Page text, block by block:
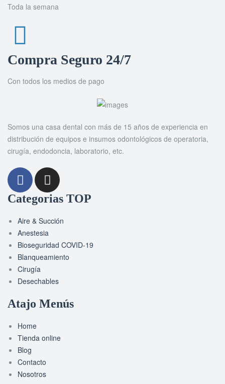
Toda la semana
Compra Seguro 24/7
Con todos los medios de pago
Somos una casa dental con más de 15 años de experiencia en
distribución de equipos e insumos odontológicos de operatoria,
cirugía, endodoncia, laboratorio, etc.
Categorias TOP
Aire & Succión
Anestesia
Bioseguridad COVID-19
Blanqueamiento
Cirugía
Desechables
Atajo Menús
Home
Tienda online
Blog
Contacto
Nosotros